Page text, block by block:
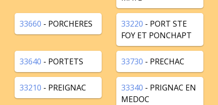
33660 - PORCHERES 33220 - PORT STE
FOY ET PONCHAPT
33640 - PORTETS 33730 - PRECHAC
33210 - PREIGNAC 33340 - PRIGNAC EN
MEDOC